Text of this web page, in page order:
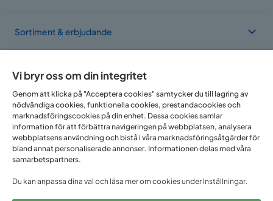
Sortiment & erbjudande
Om Trademax
Vi finns i flera länder
Vi bryr oss om din integritet
Genom att klicka på "Acceptera cookies" samtycker du till lagring av
nödvändiga cookies, funktionella cookies, prestandacookies och
marknadsföringscookies på din enhet. Dessa cookies samlar
information för att förbättra navigeringen på webbplatsen, analysera
webbplatsens användning och bistå i våra marknadsföringsåtgärder för
bland annat personaliserade annonser. Informationen delas med våra
samarbetspartners.
Du kan anpassa dina val och läsa mer om cookies under Inställningar.